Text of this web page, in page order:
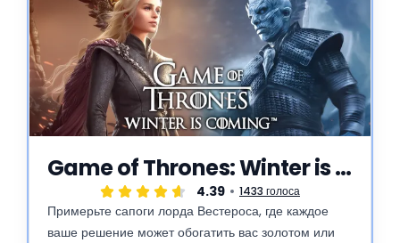
Game of Thrones: Winter is Coming
4.39 1433 голоса
Примерьте сапоги лорда Вестероса, где каждое
ваше решение может обогатить вас золотом или